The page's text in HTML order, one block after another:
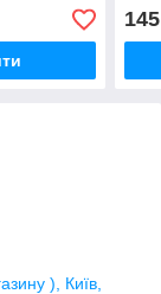
145
), Київ,